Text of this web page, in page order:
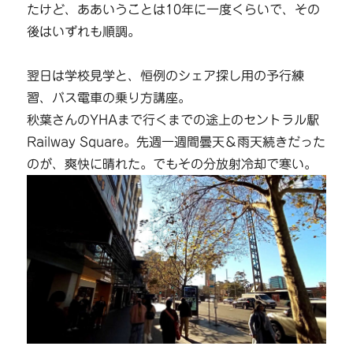
たけど、ああいうことは10年に一度くらいで、その
後はいずれも順調。
翌日は学校見学と、恒例のシェア探し用の予行練
習、バス電車の乗り方講座。
秋葉さんのYHAまで行くまでの途上のセントラル駅
Railway Square。先週一週間曇天＆雨天続きだった
のが、爽快に晴れた。でもその分放射冷却で寒い。